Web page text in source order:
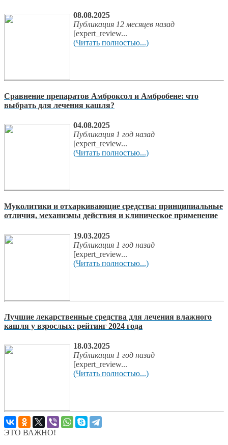
08.08.2025
Публикация 12 месяцев назад
[expert_review...
(Читать полностью...)
Сравнение препаратов Амброксол и Амбробене: что
выбрать для лечения кашля?
04.08.2025
Публикация 1 год назад
[expert_review...
(Читать полностью...)
Муколитики и отхаркивающие средства: принципиальные
отличия, механизмы действия и клиническое применение
19.03.2025
Публикация 1 год назад
[expert_review...
(Читать полностью...)
Лучшие лекарственные средства для лечения влажного
кашля у взрослых: рейтинг 2024 года
18.03.2025
Публикация 1 год назад
[expert_review...
(Читать полностью...)
ЭТО ВАЖНО!